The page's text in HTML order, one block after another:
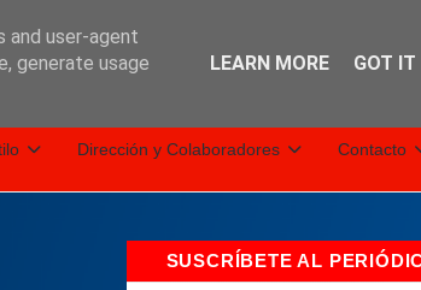
Dirección y Colaboradores Contacto
SUSCRÍBETE AL
and user-agent
generate usage
LEARN MORE GOT IT